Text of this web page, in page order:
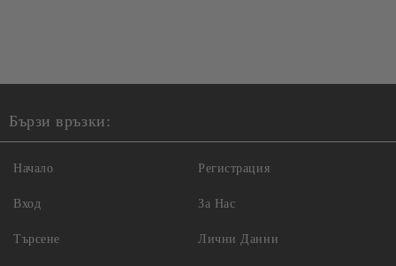
Бързи връзки:
Начало
Вход
Търсене
Регистрация
За Нас
Лични Данни